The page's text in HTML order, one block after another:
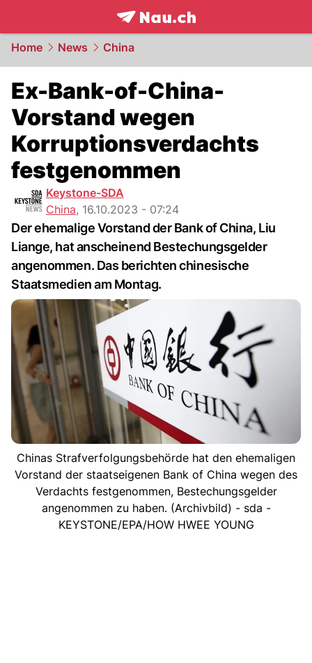
frontpage.NAU.ch
Home News China
Ex-Bank-of-China-
Vorstand wegen
Korruptionsverdachts
festgenommen
Keystone-SDA
China, 16.10.2023 - 07:24
Der ehemalige Vorstand der Bank of China, Liu
Liange, hat anscheinend Bestechungsgelder
angenommen. Das berichten chinesische
Staatsmedien am Montag.
Chinas Strafverfolgungsbehörde hat den ehemaligen
Vorstand der staatseigenen Bank of China wegen des
Verdachts festgenommen, Bestechungsgelder
angenommen zu haben. (Archivbild) - sda -
KEYSTONE/EPA/HOW HWEE YOUNG